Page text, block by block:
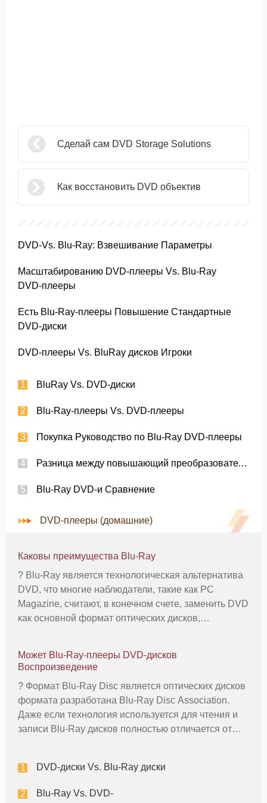
Сделай сам DVD Storage Solutions
Как восстановить DVD объектив
DVD-Vs. Blu-Ray: Взвешивание Параметры
Масштабированию DVD-плееры Vs. Blu-Ray
DVD-плееры
Есть Blu-Ray-плееры Повышение Стандартные
DVD-диски
DVD-плееры Vs. BluRay дисков Игроки
BluRay Vs. DVD-диски
Blu-Ray-плееры Vs. DVD-плееры
Покупка Руководство по Blu-Ray DVD-плееры
Разница между повышающий преобразователь и усилитель; Blu-Ray
Blu-Ray DVD-и Сравнение
DVD-плееры (домашние)
Каковы преимущества Blu-Ray
? Blu-Ray является технологическая альтернатива
DVD, что многие наблюдатели, такие как PC
Magazine, считают, в конечном счете, заменить DVD
как основной формат оптических дисков,
мониторах высокой четкости, хотя о
Может Blu-Ray-плееры DVD-дисков
Воспроизведение
? Формат Blu-Ray Disc является оптических дисков
формата разработана Blu-Ray Disc Association.
Даже если технология используется для чтения и
записи Blu-Ray дисков полностью отличается от
играть DVD, и многие из
DVD-диски Vs. Blu-Ray диски
Blu-Ray Vs. DVD-